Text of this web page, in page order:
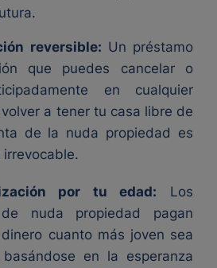
reversible: Un préstamo
que puedes cancelar o
en cualquier
a tener tu casa libre de
de la nuda propiedad es
irrevocable.
por tu edad: Los
de nuda propiedad pagan
cuanto más joven sea
en la esperanza